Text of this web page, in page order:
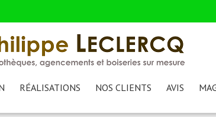
RÉALISATIONS NOS CLIENTS AVIS